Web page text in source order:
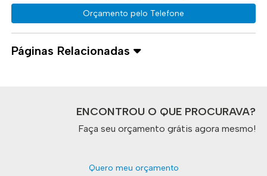
Orçamento pelo Telefone
Páginas Relacionadas
ENCONTROU O QUE PROCURAVA?
Faça seu orçamento grátis agora mesmo!
Quero meu orçamento